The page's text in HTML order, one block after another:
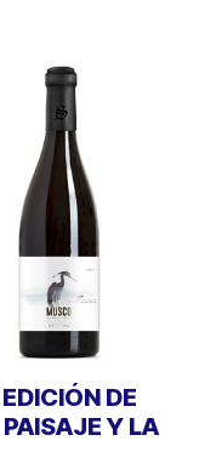
DE
Y LA